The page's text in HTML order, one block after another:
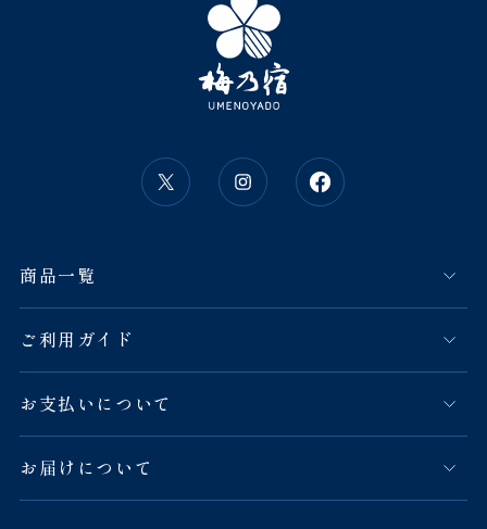
商品一覧
ご利用ガイド
お支払いについて
お届けについて